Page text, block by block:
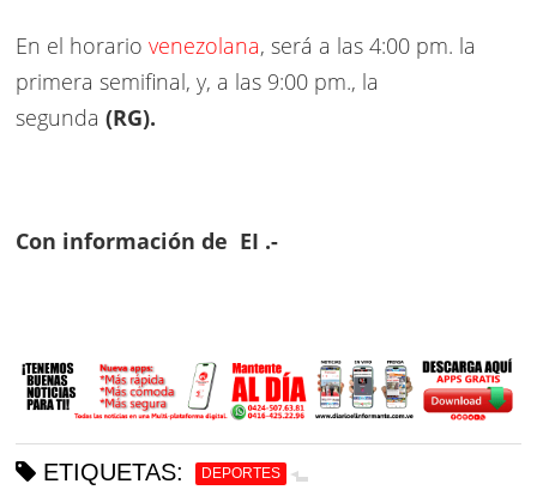
En el horariovenezolana, será a las 4:00 pm. la
primera semifinal, y, a las 9:00 pm., la
segunda(RG).
Con información de EI .-
ETIQUETAS: DEPORTES